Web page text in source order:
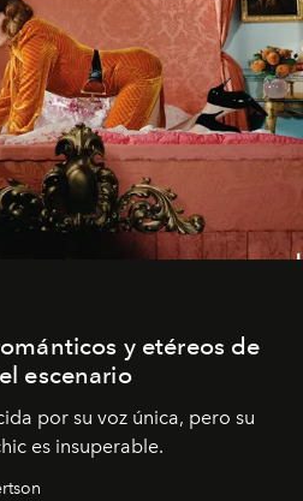
y etéreos de
escenario
por su voz única, pero su
es insuperable.